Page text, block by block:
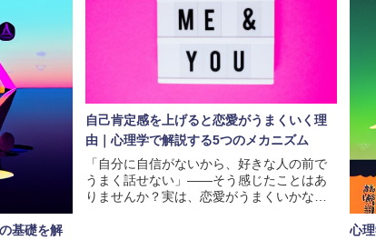
基礎を解
自己肯定感を上げると恋愛がうまくいく理
由｜心理学で解説する5つのメカニズム
「自分に自信がないから、好きな人の前で
うまく話せない」——そう感じたことはあ
りませんか？実は、恋愛がうまくいかない
心